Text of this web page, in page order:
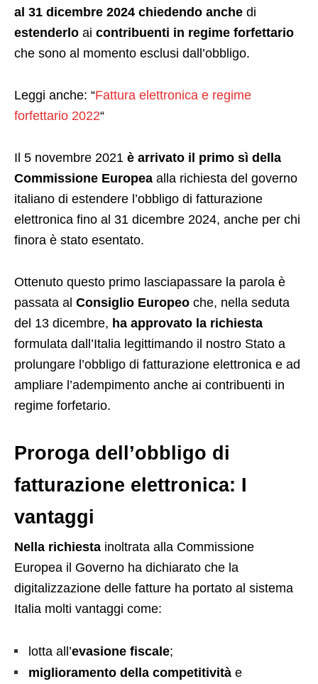
al 31 dicembre 2024 chiedendo anche di
estenderlo ai contribuenti in regime forfettario
che sono al momento esclusi dall’obbligo.
Leggi anche: “Fattura elettronica e regime
forfettario 2022“
Il 5 novembre 2021 è arrivato il primo sì della
Commissione Europea alla richiesta del governo
italiano di estendere l’obbligo di fatturazione
elettronica fino al 31 dicembre 2024, anche per chi
finora è stato esentato.
Ottenuto questo primo lasciapassare la parola è
passata al Consiglio Europeo che, nella seduta
del 13 dicembre, ha approvato la richiesta
formulata dall’Italia legittimando il nostro Stato a
prolungare l’obbligo di fatturazione elettronica e ad
ampliare l’adempimento anche ai contribuenti in
regime forfetario.
Proroga dell’obbligo di
fatturazione elettronica: I
vantaggi
Nella richiesta inoltrata alla Commissione
Europea il Governo ha dichiarato che la
digitalizzazione delle fatture ha portato al sistema
Italia molti vantaggi come:
lotta all’evasione fiscale;
miglioramento della competitività e